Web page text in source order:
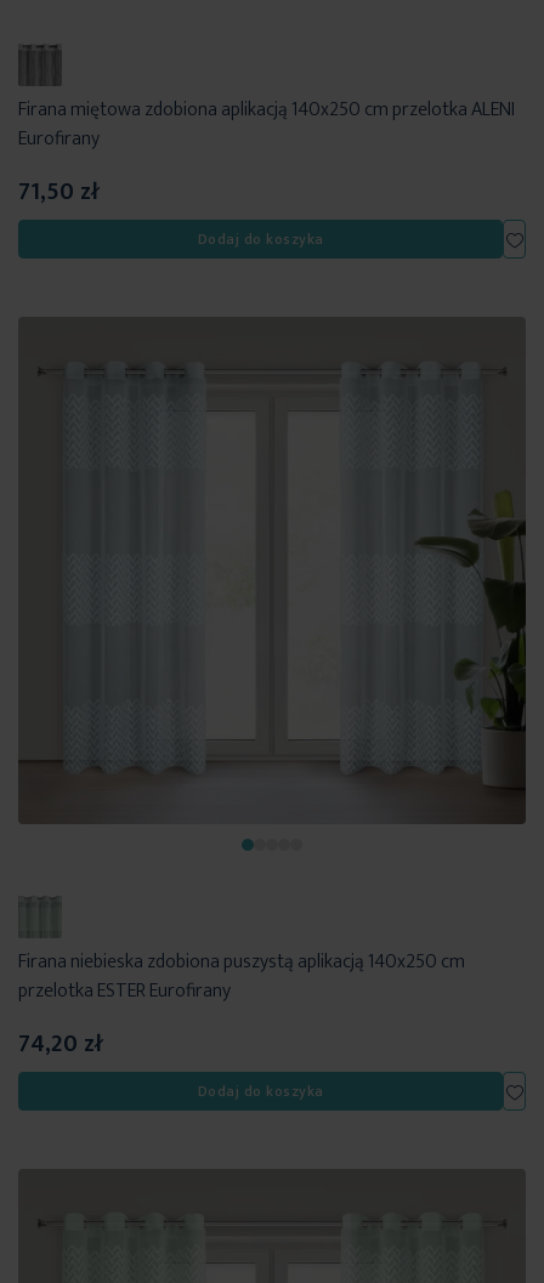
Firana miętowa zdobiona aplikacją 140x250 cm przelotka ALENI
Eurofirany
71,50 zł
Dodaj do koszyka
Firana niebieska zdobiona puszystą aplikacją 140x250 cm
przelotka ESTER Eurofirany
74,20 zł
Dodaj do koszyka